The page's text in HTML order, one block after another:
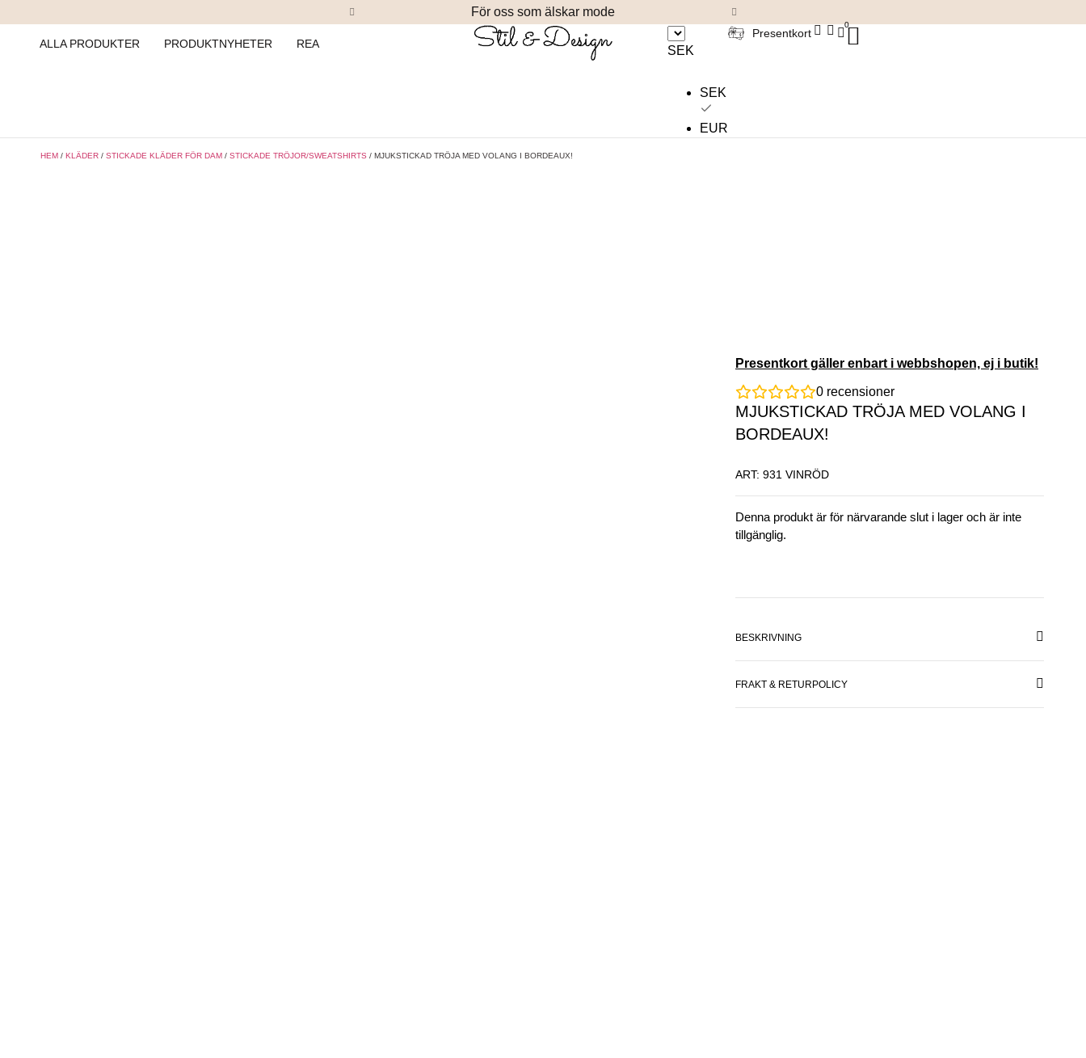
För oss som älskar mode
ALLA PRODUKTER PRODUKTNYHETER REA SEK
SEK
EUR
Presentkort
0
HEM / KLÄDER / STICKADE KLÄDER FÖR DAM / STICKADE TRÖJOR/SWEATSHIRTS / MJUKSTICKAD TRÖJA MED VOLANG I BORDEAUX!
Presentkort gäller enbart i webbshopen, ej i butik!
0 recensioner
MJUKSTICKAD TRÖJA MED VOLANG I
BORDEAUX!
ART: 931 VINRÖD
Denna produkt är för närvarande slut i lager och är inte
tillgänglig.
BESKRIVNING
FRAKT & RETURPOLICY